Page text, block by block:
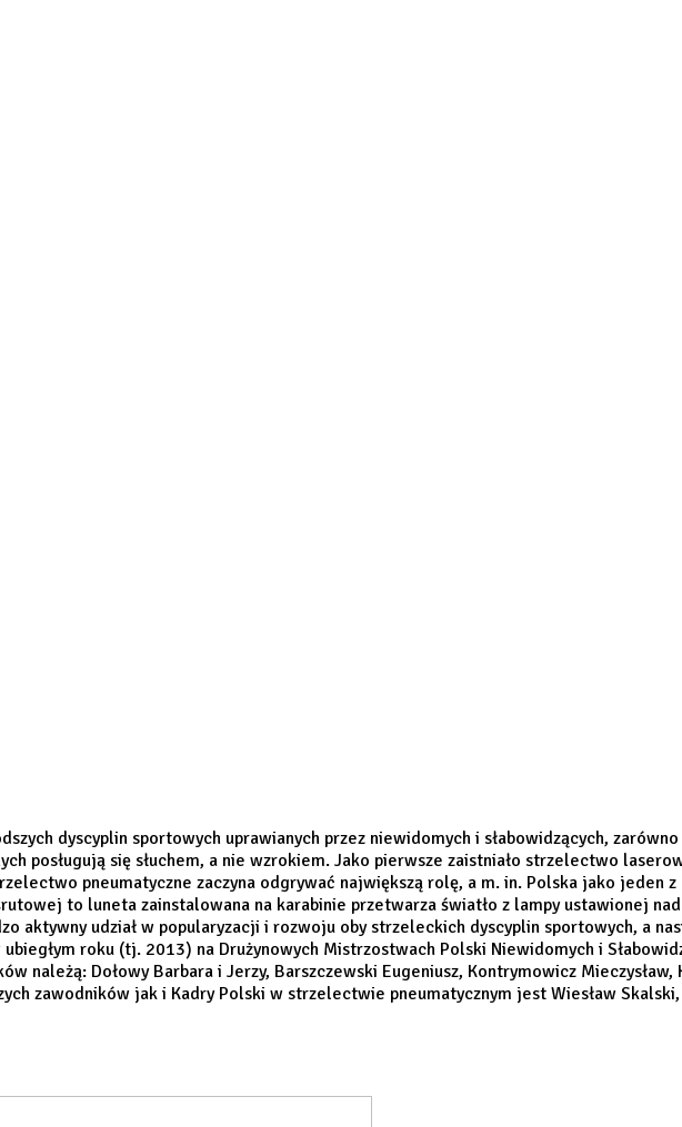
dyscyplin sportowych uprawianych przez niewidomych i słabowidzących,
posługują się słuchem, a nie wzrokiem. Jako pierwsze zaistniało strzelectwo
pneumatyczne zaczyna odgrywać największą rolę, a m. in. Polska jako jeden
to luneta zainstalowana na karabinie przetwarza światło z lampy ustawionej
aktywny udział w popularyzacji i rozwoju oby strzeleckich dyscyplin sportowych, a
roku (tj. 2013) na Drużynowych Mistrzostwach Polski Niewidomych i
należą: Dołowy Barbara i Jerzy, Barszczewski Eugeniusz, Kontrymowicz
zawodników jak i Kadry Polski w strzelectwie pneumatycznym jest Wiesław